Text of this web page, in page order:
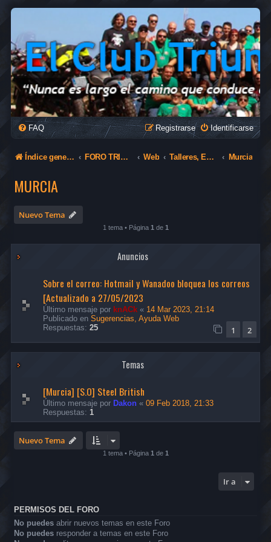
FAQ Identificarse
Registrarse
Índice general FORO TRIUMPH Web Talleres, Establecimientos etc Murcia
MURCIA
Nuevo Tema
1 tema • Página 1 de 1
Anuncios
Sobre el correo: Hotmail y Wanadoo bloquea los correos
[Actualizado a 27/05/2023
Último mensaje por knACk « 14 Mar 2023, 21:14
Publicado en Sugerencias, Ayuda Web
Respuestas: 25 1 2
Temas
[Murcia] [S.O] Steel British
Último mensaje por Dakon « 09 Feb 2018, 21:33
Respuestas: 1
Nuevo Tema
1 tema • Página 1 de 1
Ir a
PERMISOS DEL FORO
No puedes abrir nuevos temas en este Foro
No puedes responder a temas en este Foro